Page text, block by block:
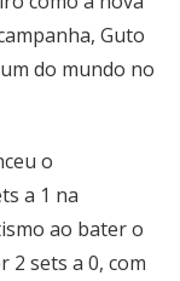
Guto
do mundo no
o
a 1 na
ao bater o
sets a 0, com